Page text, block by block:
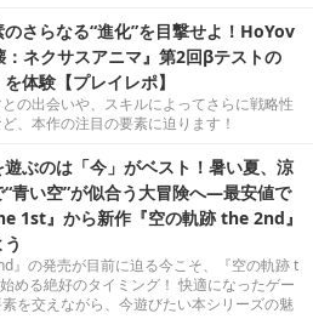
さらなる“進化”を目撃せよ！HoYov
ネクサスアニマ』第2回βテストの
体験【プレイレポ】
の出会いや、スキルによってさらに戦略性
、本作の注目の要素に迫ります！
遊ぶのは「今」がベスト！暑い夏、涼
“青い空”が似合う大冒険へ―最安値で
1st』から新作『空の軌跡 the 2nd』
』の発売が目前に迫る今こそ、『空の軌跡 t
める絶好のタイミング！ 快適になったゲー
を交えながら、今遊びたい本シリーズの魅